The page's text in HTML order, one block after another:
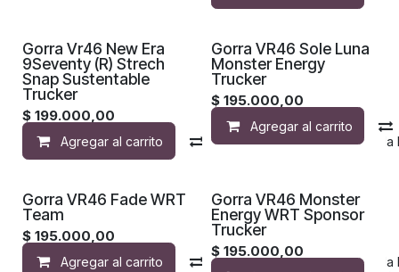
¡Nuevo!
Gorra Vr46 New Era
9Seventy (R) Strech
Snap Sustentable
Trucker
$ 199.000,00
Agregar al carrito Compara Agregar a la
¡Nuevo!
Gorra VR46 Sole Luna
Monster Energy
Trucker
$195.000,00
Agregar al carrito
¡Nuevo!
Gorra VR46 Fade WRT
Team
$ 195.000,00
Agregar al carrito Compara Agregar a la
¡Nuevo!
Gorra VR46 Monster
Energy WRT Sponsor
Trucker
$195.000,00